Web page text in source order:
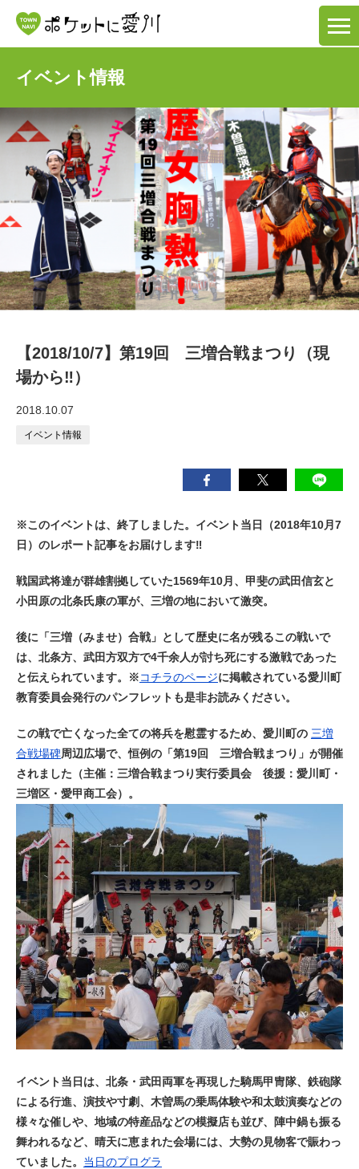
イベント情報
【2018/10/7】第19回 三増合戦まつり（現
場から‼）
2018.10.07
イベント情報
※このイベントは、終了しました。イベント当日（2018年10月7
日）のレポート記事をお届けします‼
戦国武将達が群雄割拠していた1569年10月、甲斐の武田信玄と
小田原の北条氏康の軍が、三増の地において激突。
後に「三増（みませ）合戦」として歴史に名が残るこの戦いで
は、北条方、武田方双方で4千余人が討ち死にする激戦であった
と伝えられています。※コチラのページに掲載されている愛川町
教育委員会発行のパンフレットも是非お読みください。
この戦で亡くなった全ての将兵を慰霊するため、愛川町の 三増
合戦場碑周辺広場で、恒例の「第19回 三増合戦まつり」が開催
されました（主催：三増合戦まつり実行委員会 後援：愛川町・
三増区・愛甲商工会）。
イベント当日は、北条・武田両軍を再現した騎馬甲冑隊、鉄砲隊
による行進、演技や寸劇、木曽馬の乗馬体験や和太鼓演奏などの
様々な催しや、地域の特産品などの模擬店も並び、陣中鍋も振る
舞われるなど、晴天に恵まれた会場には、大勢の見物客で賑わっ
ていました。 当日のプログラ